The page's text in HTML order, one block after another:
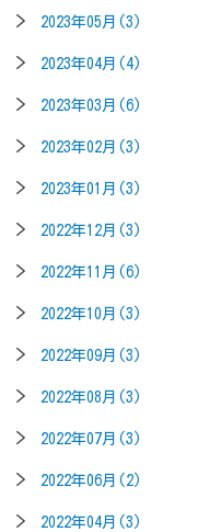
2023年05月(3)
2023年04月(4)
2023年03月(6)
2023年02月(3)
2023年01月(3)
2022年12月(3)
2022年11月(6)
2022年10月(3)
2022年09月(3)
2022年08月(3)
2022年07月(3)
2022年06月(2)
2022年04月(3)